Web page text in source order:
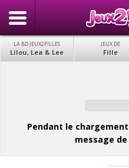
LA BD JEUX2FILLES
Lilou, Lea & Lee
JEUX DE
Fille
Pendant le
message